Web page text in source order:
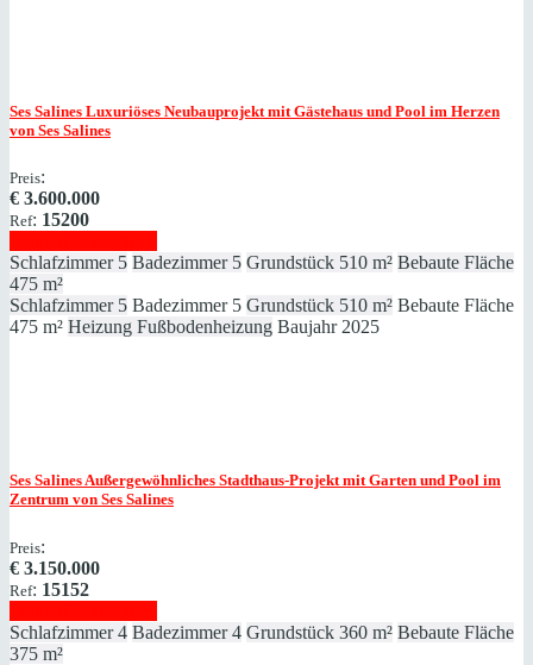
Ses Salines Luxuriöses Neubauprojekt mit Gästehaus und Pool im Herzen
von Ses Salines
Preis:
€ 3.600.000
Ref: 15200
Schlafzimmer 5 Badezimmer 5 Grundstück 510 m² Bebaute Fläche
475 m²
Schlafzimmer 5 Badezimmer 5 Grundstück 510 m² Bebaute Fläche
475 m² Heizung Fußbodenheizung Baujahr 2025
Ses SalinesAußergewöhnliches Stadthaus-Projekt mit Garten und Pool im
Zentrum von Ses Salines
Preis:
€ 3.150.000
Ref: 15152
Schlafzimmer 4 Badezimmer 4 Grundstück 360 m² Bebaute Fläche
375 m²